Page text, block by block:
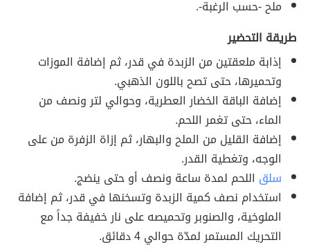
ملح -حسب الرغبة-.
طريقة التحضير
إذابة ملعقتين من الزبدة في قدر، ثم إضافة الموزات
وتحميرها، حتى تصح باللون الذهبي.
إضافة الباقة الخضار العطرية، وحوالي لتر ونصف من
الماء، حتى تغمر اللحم.
إضافة القليل من الملح والبهار، ثم إزاة الزفرة من على
الوجه، وتغطية القدر.
سلق اللحم لمدة ساعة ونصف أو حتى ينضج.
استخدام نصف كمية الزبدة وتسخنها في قدر، ثم إضافة
الملوخية، والصنوبر وتحميصه على نار خفيفة جداً مع
التحريك المستمر لمدّة حوالي 4 دقائق.